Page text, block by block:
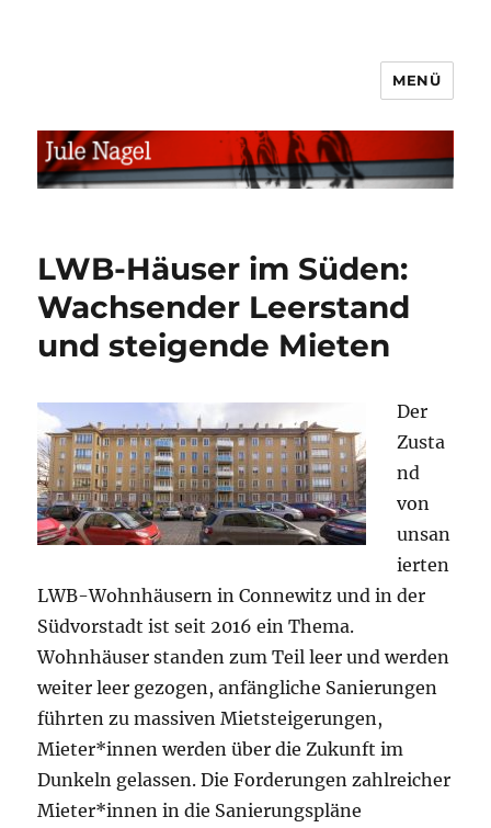
MENÜ
LWB-Häuser im Süden:
Wachsender Leerstand
und steigende Mieten
Der
Zusta
nd
von
unsan
ierten
LWB-Wohnhäusern in Connewitz und in der
Südvorstadt ist seit 2016 ein Thema.
Wohnhäuser standen zum Teil leer und werden
weiter leer gezogen, anfängliche Sanierungen
führten zu massiven Mietsteigerungen,
Mieter*innen werden über die Zukunft im
Dunkeln gelassen. Die Forderungen zahlreicher
Mieter*innen in die Sanierungspläne